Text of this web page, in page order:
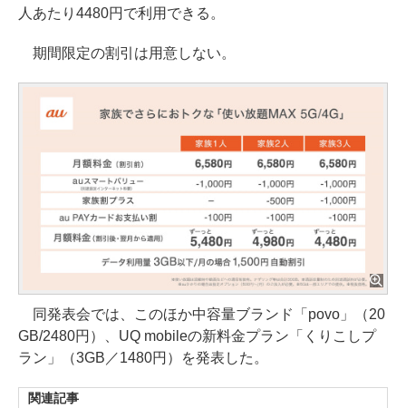
人あたり4480円で利用できる。
期間限定の割引は用意しない。
同発表会では、このほか中容量ブランド「povo」（20
GB/2480円）、UQ mobileの新料金プラン「くりこしプ
ラン」（3GB／1480円）を発表した。
関連記事